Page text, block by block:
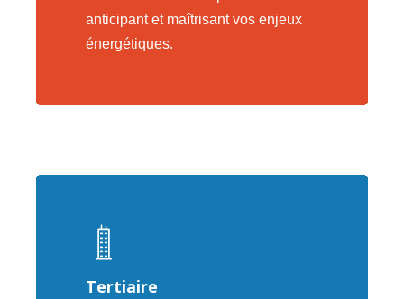
anticipant et maîtrisant vos enjeux
énergétiques.
Tertiaire